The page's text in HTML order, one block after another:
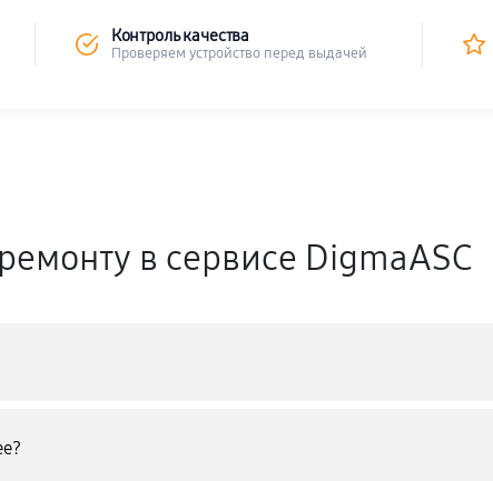
Контроль качества
Проверяем устройство перед выдачей
в сервисе DigmaASC